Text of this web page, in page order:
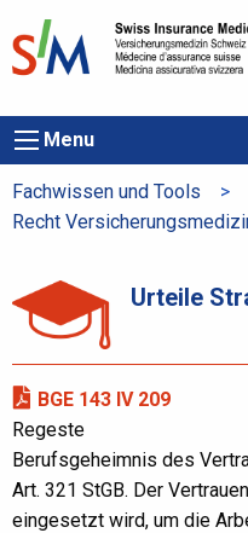
Menu
Fachwissen und Tools
Recht
Urteile
BGE 143 IV 209
Regeste
Berufsgeheimnis des
Art. 321 StGB. Der
eingesetzt wird, um die